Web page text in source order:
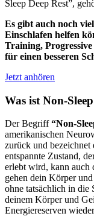
Sleep Deep Rest”,
Es gibt auch noch
Einschlafen helfen
Training,
für einen besseren
Jetzt anhören
Was ist Non-
Der Begriff“Non-
amerikanischen
zurück und bezeichnet
entspannte Zustand,
erlebt wird, kann auch
gehen dein Körper
ohne tatsächlich in die
deinem Körper und
Energiereserven